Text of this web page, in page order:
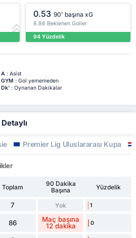
0.53 90' başına xG
8.86 Beklenen Goller
94 Yüzdelik
A: Asist
GYM : Gol yememeden
Dk': Oynanan Dakikalar
Premier Lig Uluslararası Kupa
Toplam
90 Dakika
Başına
Yüzdelik
7 Yok 1
86
Maç başına
12 dakika
0